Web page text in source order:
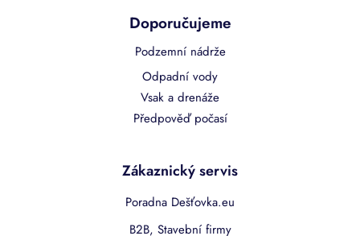
Doporučujeme
Podzemní nádrže
Odpadní vody
Vsak a drenáže
Předpověď počasí
Zákaznický servis
Poradna Dešťovka.eu
B2B, Stavební firmy